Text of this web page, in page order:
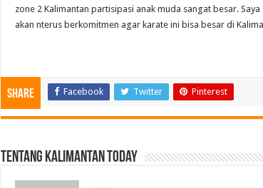
zone 2 Kalimantan partisipasi anak muda sangat besar.
akan nterus berkomitmen agar karate ini bisa besar di
Share Facebook Twitter Pinterest
Tentang Kalimantan Today